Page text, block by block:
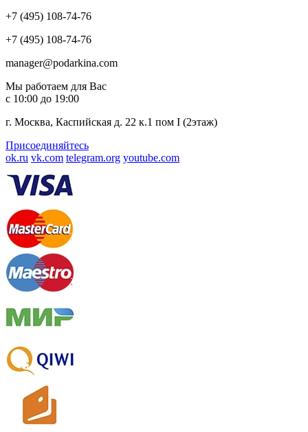
+7 (495) 108-74-76
+7 (495) 108-74-76
manager@podarkina.com
Мы работаем для Вас
с 10:00 до 19:00
г. Москва, Каспийская д. 22 к.1 пом I (2этаж)
Присоединяйтесь
ok.ru vk.com telegram.org youtube.com